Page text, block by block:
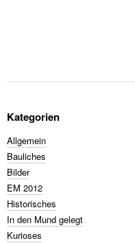
Kategorien
Allgemein
Bauliches
Bilder
EM 2012
Historisches
In den Mund gelegt
Kurioses